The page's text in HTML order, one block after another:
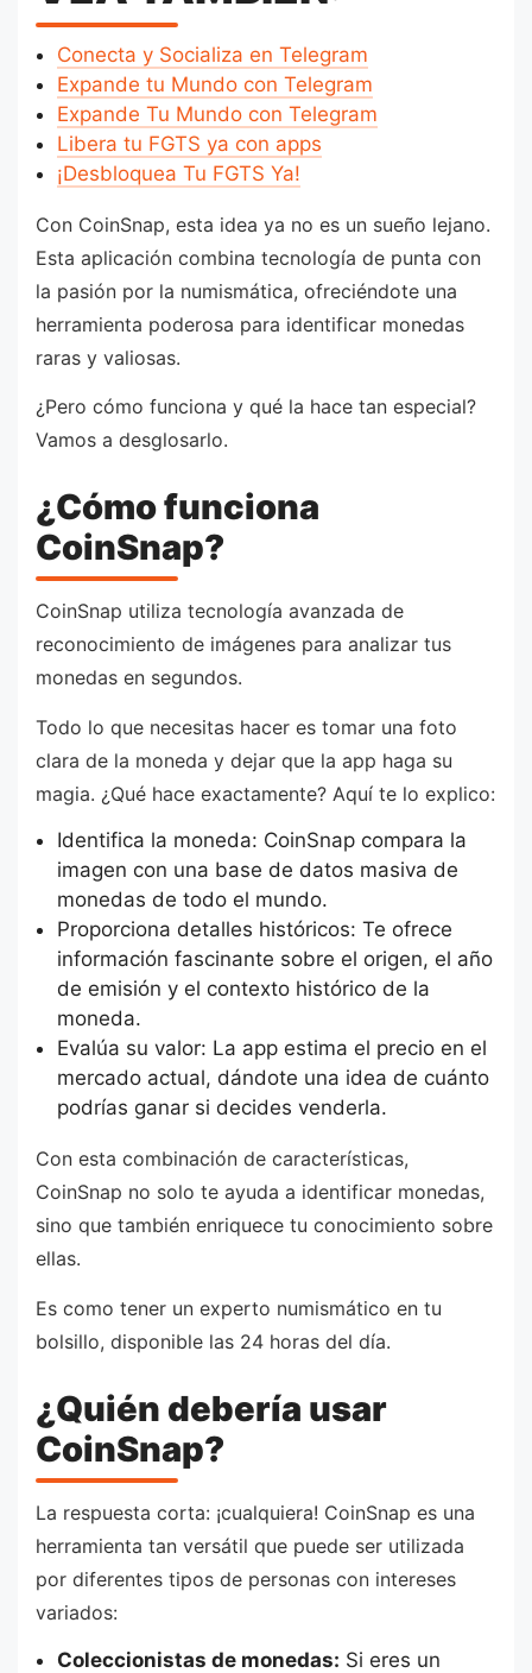
Conecta y Socializa en Telegram
Expande tu Mundo con Telegram
Expande Tu Mundo con Telegram
Libera tu FGTS ya con apps
¡Desbloquea Tu FGTS Ya!
Con CoinSnap, esta idea ya no es un sueño lejano.
Esta aplicación combina tecnología de punta con
la pasión por la numismática, ofreciéndote una
herramienta poderosa para identificar monedas
raras y valiosas.
¿Pero cómo funciona y qué la hace tan especial?
Vamos a desglosarlo.
¿Cómo funciona
CoinSnap?
CoinSnap utiliza tecnología avanzada de
reconocimiento de imágenes para analizar tus
monedas en segundos.
Todo lo que necesitas hacer es tomar una foto
clara de la moneda y dejar que la app haga su
magia. ¿Qué hace exactamente? Aquí te lo explico:
Identifica la moneda: CoinSnap compara la
imagen con una base de datos masiva de
monedas de todo el mundo.
Proporciona detalles históricos: Te ofrece
información fascinante sobre el origen, el año
de emisión y el contexto histórico de la
moneda.
Evalúa su valor: La app estima el precio en el
mercado actual, dándote una idea de cuánto
podrías ganar si decides venderla.
Con esta combinación de características,
CoinSnap no solo te ayuda a identificar monedas,
sino que también enriquece tu conocimiento sobre
ellas.
Es como tener un experto numismático en tu
bolsillo, disponible las 24 horas del día.
¿Quién debería usar
CoinSnap?
La respuesta corta: ¡cualquiera! CoinSnap es una
herramienta tan versátil que puede ser utilizada
por diferentes tipos de personas con intereses
variados:
Coleccionistas de monedas: Si eres un